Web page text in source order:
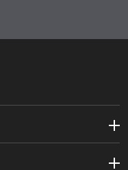
až do 400°C (na
do 250°C (v